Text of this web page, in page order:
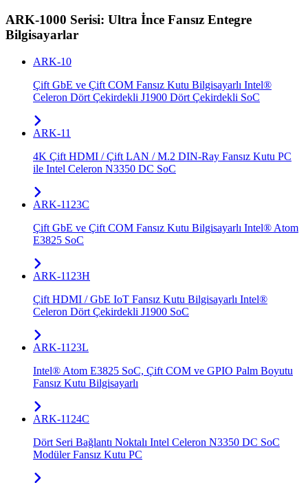
ARK-1000 Serisi: Ultra İnce Fansız Entegre
Bilgisayarlar
ARK-10
Çift GbE ve Çift COM Fansız Kutu Bilgisayarlı Intel®
Celeron Dört Çekirdekli J1900 Dört Çekirdekli SoC
ARK-11
4K Çift HDMI / Çift LAN / M.2 DIN-Ray Fansız Kutu PC
ile Intel Celeron N3350 DC SoC
ARK-1123C
Çift GbE ve Çift COM Fansız Kutu Bilgisayarlı Intel® Atom
E3825 SoC
ARK-1123H
Çift HDMI / GbE IoT Fansız Kutu Bilgisayarlı Intel®
Celeron Dört Çekirdekli J1900 SoC
ARK-1123L
Intel® Atom E3825 SoC, Çift COM ve GPIO Palm Boyutu
Fansız Kutu Bilgisayarlı
ARK-1124C
Dört Seri Bağlantı Noktalı Intel Celeron N3350 DC SoC
Modüler Fansız Kutu PC